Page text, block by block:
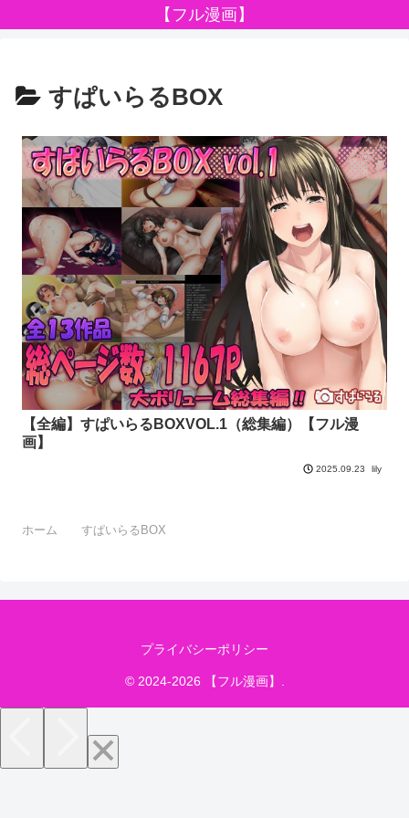
【フル漫画】
すぱいらるBOX
【全編】すぱいらるBOXVOL.1（総集編）【フル漫
画】
2025.09.23 lily
ホーム すぱいらるBOX
プライバシーポリシー
© 2024-2026 【フル漫画】.